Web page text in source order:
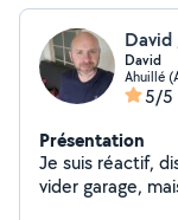
David
David
Ahuillé
5/5
Présentation
Je suis réactif,
vider garage,